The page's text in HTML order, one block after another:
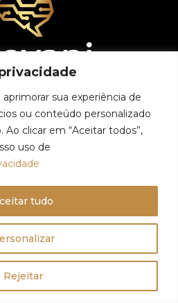
sua experiência de
ou conteúdo personalizado
Ao clicar em “Aceitar todos”,
uso de
Rejeitar
tudo
soluções digitais criativas e
marca a se destacar e
no ambiente online.